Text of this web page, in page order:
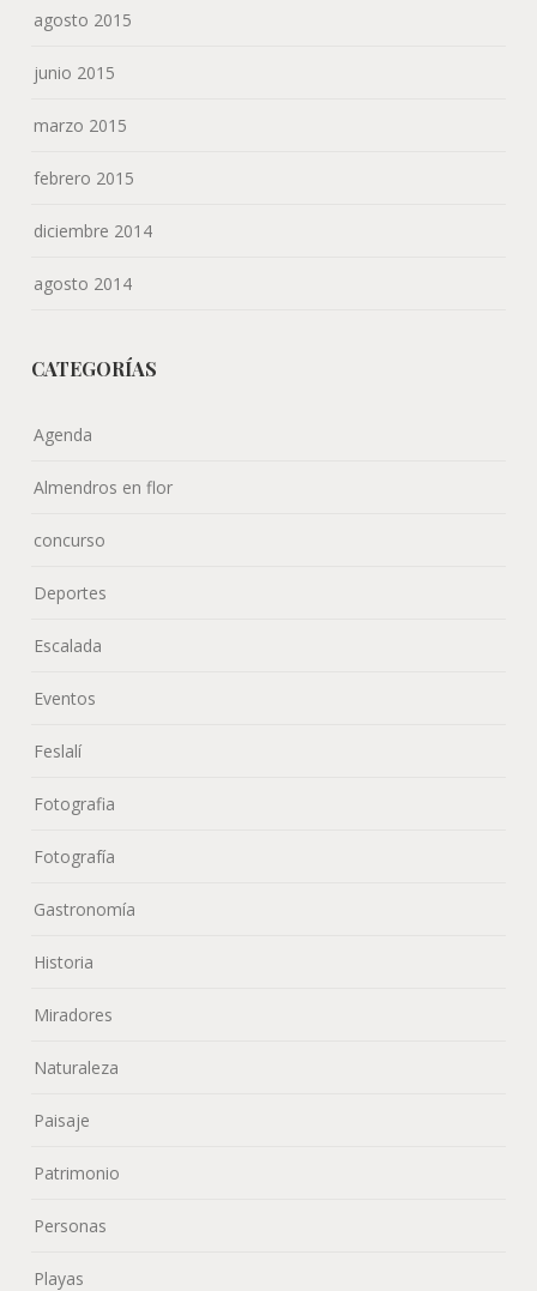
agosto 2015
junio 2015
marzo 2015
febrero 2015
diciembre 2014
agosto 2014
CATEGORÍAS
Agenda
Almendros en flor
concurso
Deportes
Escalada
Eventos
Feslalí
Fotografia
Fotografía
Gastronomía
Historia
Miradores
Naturaleza
Paisaje
Patrimonio
Personas
Playas